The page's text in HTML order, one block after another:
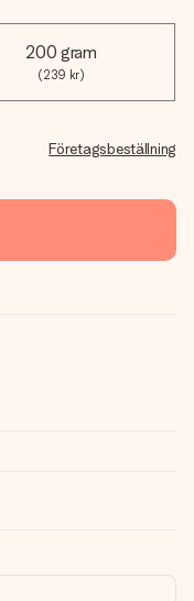
200 gram
(239 kr)
Företagsbeställning